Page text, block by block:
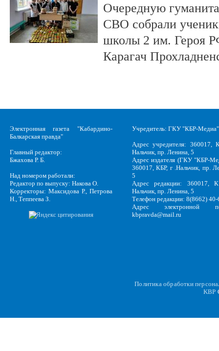
Очередную
СВО собрали
школы 2 им. Героя
Карагач
Электронная газета "Кабардино-
Балкарская правда"
Главный редактор:
Бжахова Р. Б.
Над номером работали:
Редактор по выпуску: Накова О.
Корректоры: Максидова Р., Петрова
Н., Теппеева З.
Учредитель: ГКУ "КБР-Медиа"
Адрес учредителя: 360017,
Нальчик, пр. Ленина, 5
Адрес издателя (ГКУ "КБР-
360017, КБР, г .Нальчик, пр.
5
Адрес редакции: 360017,
Нальчик, пр. Ленина, 5
Телефон редакции: 8(8662)
Адрес электронной
kbpravda@mail.ru
Политика обработки
KBP